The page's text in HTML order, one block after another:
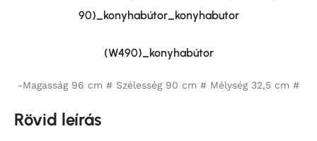
90)_konyhabútor_konyhabutor
(W490)_konyhabútor
-Magasság 96 cm # Szélesség 90 cm # Mélység 32,5 cm #
Rövid leírás